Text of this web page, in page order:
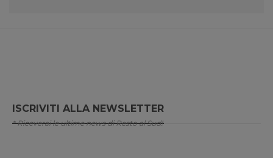
ISCRIVITI ALLA NEWSLETTER
* Riceverai le ultime news di Resto al Sud!